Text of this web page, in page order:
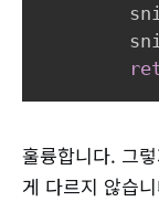
훌륭합니다. 그
게 다르지 않습